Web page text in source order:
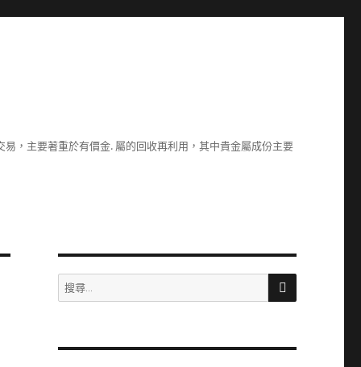
，主要著重於有價金. 屬的回收再利用，其中貴金屬成份主要
搜
尋
字:
搜